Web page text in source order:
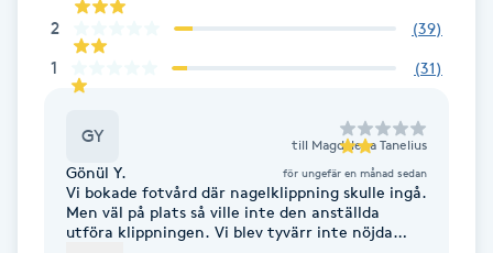
Barber
Barnklippning
Blowout
2 (39)
1 (31)
GY till Magdalena Tanelius
Gönül Y. för ungefär en månad sedan
Vi bokade fotvård där nagelklippning skulle ingå.
Men väl på plats så ville inte den anställda
utföra klippningen. Vi blev tyvärr inte nöjda